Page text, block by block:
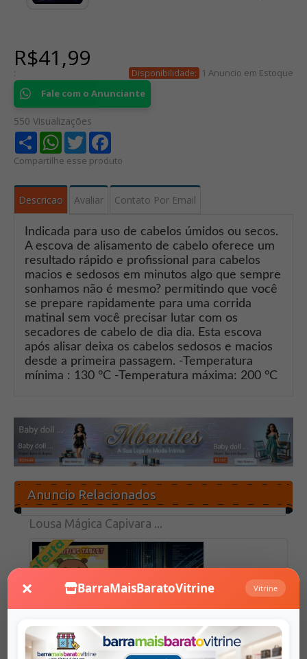
× BarraMaisBaratoVitrine Vitrine
R$41,99
: Disponibilidade:
1 Anuncio em Estoque
Fale com o Anunciante
550 Visualizações
Share WhatsApp
Twitter
Compartilhe esse produto
Descricao Avaliar Contato Por Email
Indicada para uso de cabelos úmidos ou secos.
A escova de alisamento de cabelo oferece um
resultado rápido e profissional para cabelos
macios e sedosos em minutos algo que sempre
sonhamos não é mesmo? permitindo que você
se prepare rapidamente para uma corrida
matinal sem você precisar lutar com os
secadores de cabelo de dia dia. Esta escova
após alisar deixa os cabelos sedosos e macios
desde a primeira passagem. -Temperatura
mínima : 130 °C -Temperatura máxima: 200 °C
Anuncio Relacionados
Lousa Mágica Capivara ...